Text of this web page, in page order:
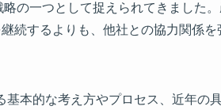
の一つとして捉えられてきました
続するよりも、他社との協力関係
本的な考え方やプロセス、近年の